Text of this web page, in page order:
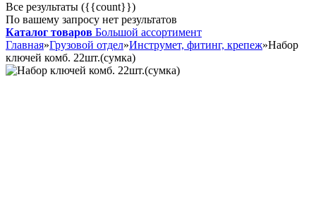
Все результаты ({{count}})
По вашему запросу нет результатов
Каталог товаров Большой ассортимент
Главная»Грузовой отдел»Инструмет, фитинг, крепеж»Набор
ключей комб. 22шт.(сумка)